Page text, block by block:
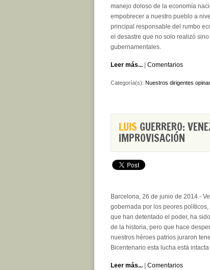
manejo doloso de la economía
empobrecer a nuestro pueblo a
principal responsable del rumbo
el desastre que no solo realizó
gubernamentales.
Leer más... Comentarios
Categoría(s): Nuestros dirigentes
LUIS GUERRERO:
IMPROVISACIÓN
Barcelona, 26 de junio de 2014.-
gobernada por los peores
que han detentado el poder, ha
de la historia, pero que hace
nuestros héroes patrios juraron
Bicentenario esta lucha está
Leer más... Comentarios